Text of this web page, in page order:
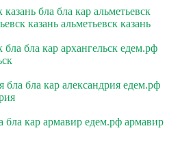
казань бла бла кар альметьевск
казань альметьевск казань
бла бла кар архангельск едем.рф
бла бла кар александрия едем.рф
бла кар армавир едем.рф армавир